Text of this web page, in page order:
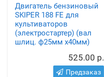
Двигатель бензиновый
SKIPER 188 FE для
культиваторов
(электростартер) (вал
шлиц. ф25мм х40мм)
525.00 р.
Предзаказ